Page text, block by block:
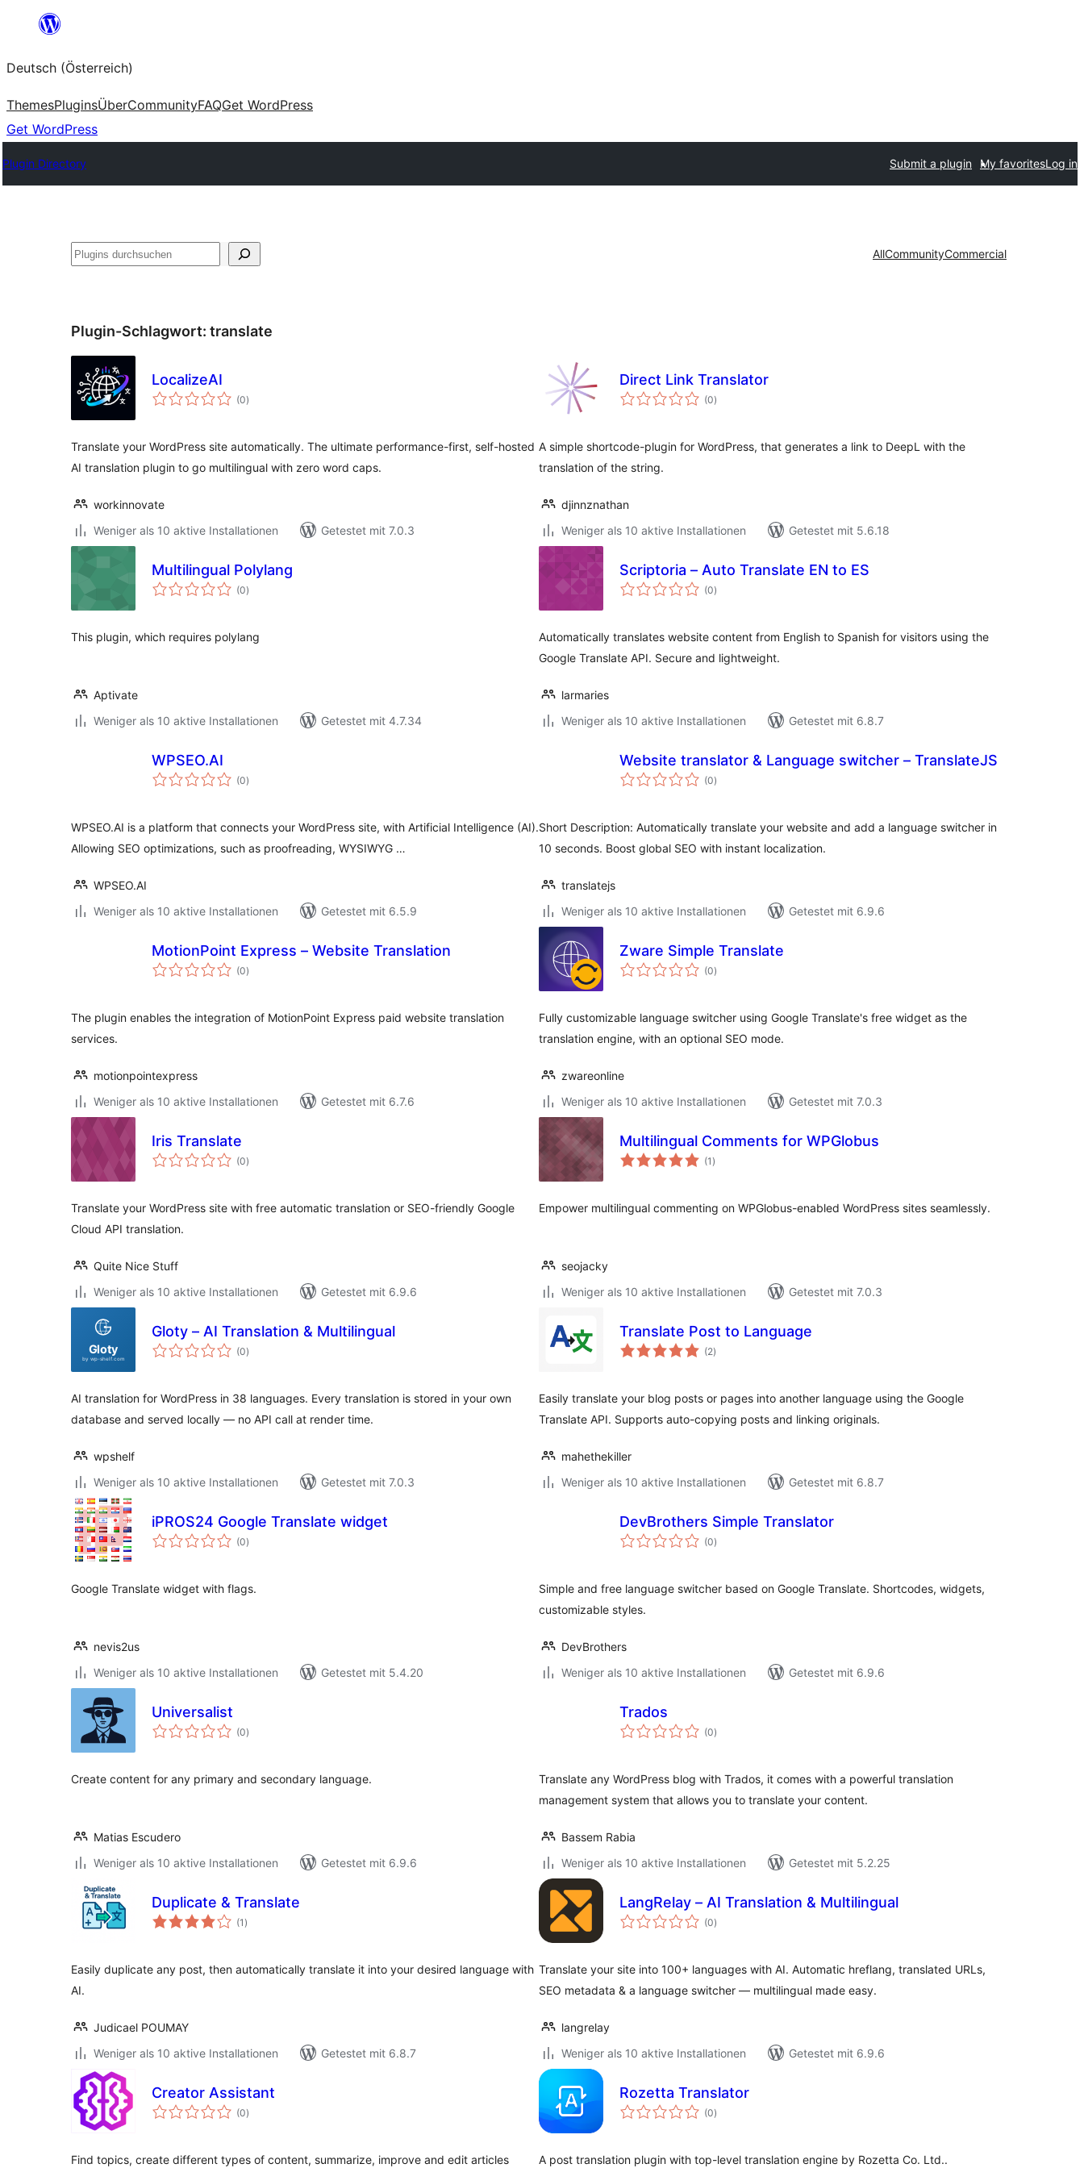
springen
Deutsch (Österreich)
ThemesPluginsÜberCommunityFAQGet WordPress
Get WordPress
Plugin Directory Submit a plugin My favoritesLog in
Suchen AllCommunityCommercial
Plugin-Schlagwort: translate
LocalizeAI
(0Bewertungen
gesamt
)
Translate your WordPress site automatically. The ultimate performance-first, self-hosted
AI translation plugin to go multilingual with zero word caps.
workinnovate
Weniger als 10 aktive Installationen
Getestet mit 7.0.3
Direct Link Translator
(0Bewertungen
gesamt
)
A simple shortcode-plugin for WordPress, that generates a link to DeepL with the
translation of the string.
djinnznathan
Weniger als 10 aktive Installationen
Getestet mit 5.6.18
Multilingual Polylang
(0Bewertungen
gesamt
)
This plugin, which requires polylang
Aptivate
Weniger als 10 aktive Installationen
Getestet mit 4.7.34
Scriptoria – Auto Translate EN to ES
(0Bewertungen
gesamt
)
Automatically translates website content from English to Spanish for visitors using the
Google Translate API. Secure and lightweight.
larmaries
Weniger als 10 aktive Installationen
Getestet mit 6.8.7
WPSEO.AI
(0Bewertungen
gesamt
)
WPSEO.AI is a platform that connects your WordPress site, with Artificial Intelligence (AI).
Allowing SEO optimizations, such as proofreading, WYSIWYG …
WPSEO.AI
Weniger als 10 aktive Installationen
Getestet mit 6.5.9
Website translator & Language switcher – TranslateJS
(0Bewertungen
gesamt
)
Short Description: Automatically translate your website and add a language switcher in
10 seconds. Boost global SEO with instant localization.
translatejs
Weniger als 10 aktive Installationen
Getestet mit 6.9.6
MotionPoint Express – Website Translation
(0Bewertungen
gesamt
)
The plugin enables the integration of MotionPoint Express paid website translation
services.
motionpointexpress
Weniger als 10 aktive Installationen
Getestet mit 6.7.6
Zware Simple Translate
(0Bewertungen
gesamt
)
Fully customizable language switcher using Google Translate's free widget as the
translation engine, with an optional SEO mode.
zwareonline
Weniger als 10 aktive Installationen
Getestet mit 7.0.3
Iris Translate
(0Bewertungen
gesamt
)
Translate your WordPress site with free automatic translation or SEO-friendly Google
Cloud API translation.
Quite Nice Stuff
Weniger als 10 aktive Installationen
Getestet mit 6.9.6
Multilingual Comments for WPGlobus
(1 Bewertungen
gesamt
)
Empower multilingual commenting on WPGlobus-enabled WordPress sites seamlessly.
seojacky
Weniger als 10 aktive Installationen
Getestet mit 7.0.3
Gloty – AI Translation & Multilingual
(0Bewertungen
gesamt
)
AI translation for WordPress in 38 languages. Every translation is stored in your own
database and served locally — no API call at render time.
wpshelf
Weniger als 10 aktive Installationen
Getestet mit 7.0.3
Translate Post to Language
(2Bewertungen
gesamt
)
Easily translate your blog posts or pages into another language using the Google
Translate API. Supports auto-copying posts and linking originals.
mahethekiller
Weniger als 10 aktive Installationen
Getestet mit 6.8.7
iPROS24 Google Translate widget
(0Bewertungen
gesamt
)
Google Translate widget with flags.
nevis2us
Weniger als 10 aktive Installationen
Getestet mit 5.4.20
DevBrothers Simple Translator
(0Bewertungen
gesamt
)
Simple and free language switcher based on Google Translate. Shortcodes, widgets,
customizable styles.
DevBrothers
Weniger als 10 aktive Installationen
Getestet mit 6.9.6
Universalist
(0Bewertungen
gesamt
)
Create content for any primary and secondary language.
Matias Escudero
Weniger als 10 aktive Installationen
Getestet mit 6.9.6
Trados
(0Bewertungen
gesamt
)
Translate any WordPress blog with Trados, it comes with a powerful translation
management system that allows you to translate your content.
Bassem Rabia
Weniger als 10 aktive Installationen
Getestet mit 5.2.25
Duplicate & Translate
(1 Bewertungen
gesamt
)
Easily duplicate any post, then automatically translate it into your desired language with
AI.
Judicael POUMAY
Weniger als 10 aktive Installationen
Getestet mit 6.8.7
LangRelay – AI Translation & Multilingual
(0Bewertungen
gesamt
)
Translate your site into 100+ languages with AI. Automatic hreflang, translated URLs,
SEO metadata & a language switcher — multilingual made easy.
langrelay
Weniger als 10 aktive Installationen
Getestet mit 6.9.6
Creator Assistant
(0Bewertungen
gesamt
)
Find topics, create different types of content, summarize, improve and edit articles
Rozetta Translator
(0Bewertungen
gesamt
)
A post translation plugin with top-level translation engine by Rozetta Co. Ltd..